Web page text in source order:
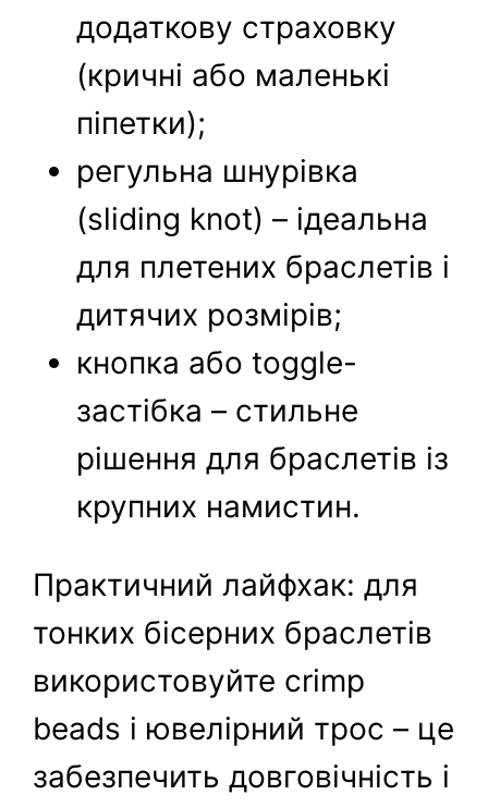
додаткову страховку
(кричні або маленькі
піпетки);
регульна шнурівка
(sliding knot) – ідеальна
для плетених браслетів і
дитячих розмірів;
кнопка або toggle-
застібка – стильне
рішення для браслетів із
крупних намистин.
Практичний лайфхак: для
тонких бісерних браслетів
використовуйте crimp
beads і ювелірний трос – це
забезпечить довговічність і